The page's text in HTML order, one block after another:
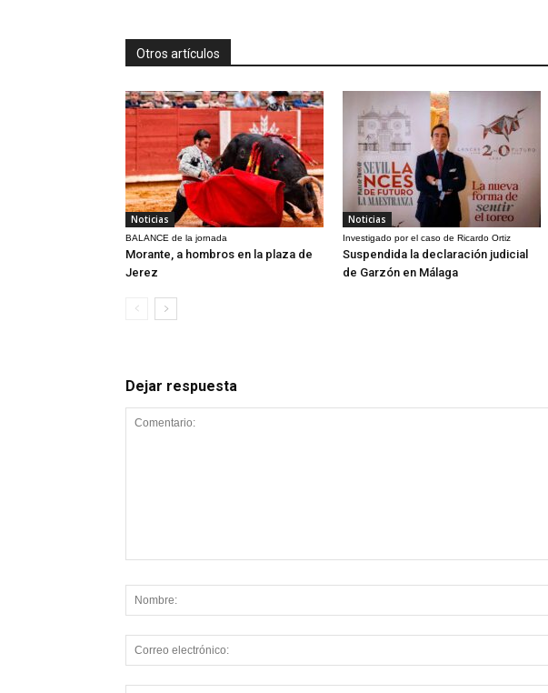
Otros artículos
Noticias
BALANCE de la jornada
Morante, a hombros en la plaza de
Jerez
Noticias
Investigado por el caso de Ricardo Ortiz
Suspendida la declaración judicial
de Garzón en Málaga
Dejar respuesta